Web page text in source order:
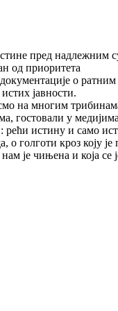
пред надлежним
од приоритета
о
јавности.
на многим
гостовали у
истину и само
о голготи кроз коју
је чињена и која се